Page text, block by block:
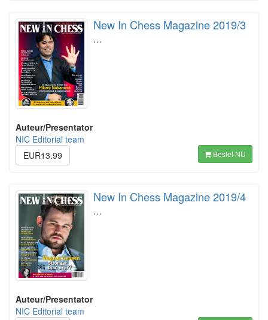
New In Chess Magazine 2019/3
…
Auteur/Presentator
NIC Editorial team
EUR13.99
Bestel NU
New In Chess Magazine 2019/4
…
Auteur/Presentator
NIC Editorial team